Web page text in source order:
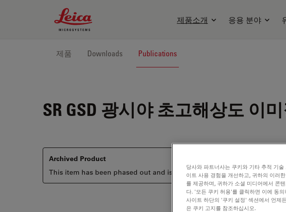
Leica Microsystems Logo
제품소개 응용 분야
제품 Downloads Publications
SR GSD 광시야 초고해상도 이미
Archived Product
This item has been phased out and is no longer available. Please
당사와 파트너사는 쿠키와 기타 추적 기
이트 사용 경험을 개선하고, 귀하의 이러
를 제공하며, 귀하가 소셜 미디어에서 콘
다. '모든 쿠키 허용'를 클릭하면 이에 동
사이트 하단의 '쿠키 설정' 섹션에서 언제
은 쿠키 고지를 참조하십시오.